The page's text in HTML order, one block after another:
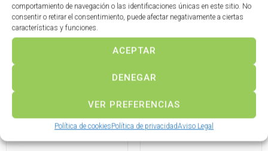
comportamiento de navegación o las identificaciones únicas en este sitio. No
consentir o retirar el consentimiento, puede afectar negativamente a ciertas
características y funciones.
ACEPTAR
DENEGAR
VER PREFERENCIAS
Política de cookiesPolítica de privacidadAviso Legal